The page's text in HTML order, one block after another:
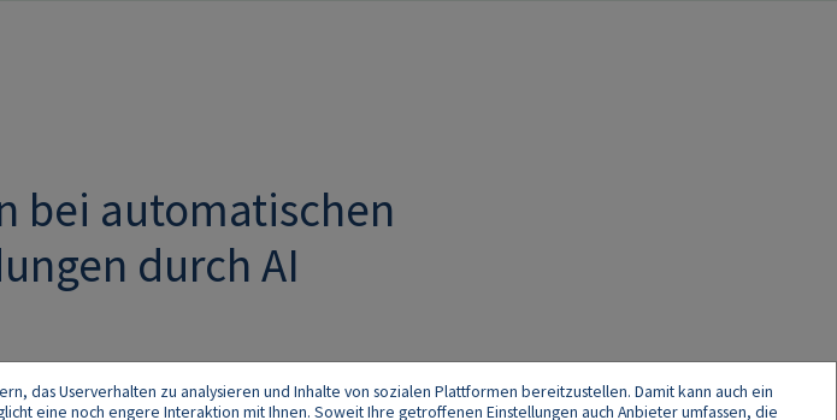
bei automatischen
durch AI
das Userverhalten zu analysieren und Inhalte von sozialen Plattformen bereitzustellen. Damit kann auch ein
eine noch engere Interaktion mit Ihnen. Soweit Ihre getroffenen Einstellungen auch Anbieter umfassen, die